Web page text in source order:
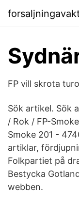
FP vill skrota
Sök artikel. Sök
/ Rok / FP-
Smoke 201 -
artiklar,
Folkpartiet på
Bestycka
webben.